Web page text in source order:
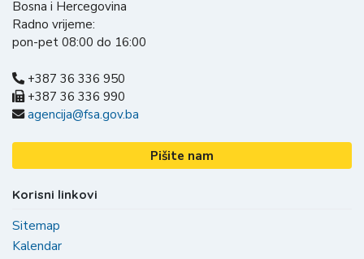
Bosna i Hercegovina
Radno vrijeme:
pon-pet 08:00 do 16:00
+387 36 336 950
+387 36 336 990
agencija@fsa.gov.ba
Pišite nam
Korisni linkovi
Sitemap
Kalendar